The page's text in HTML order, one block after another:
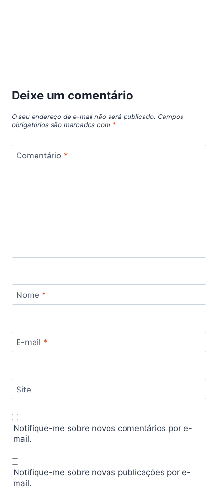
Deixe um comentário
O seu endereço de e-mail não será publicado. Campos
obrigatórios são marcados com *
Comentário *
Nome *
E-mail *
Site
Notifique-me sobre novos comentários por e-
mail.
Notifique-me sobre novas publicações por e-
mail.